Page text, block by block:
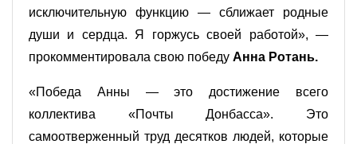
исключительную функцию — сближает родные
души и сердца. Я горжусь своей работой», —
прокомментировала свою победу Анна Ротань.
«Победа Анны — это достижение всего
коллектива «Почты Донбасса». Это
самоотверженный труд десятков людей, которые